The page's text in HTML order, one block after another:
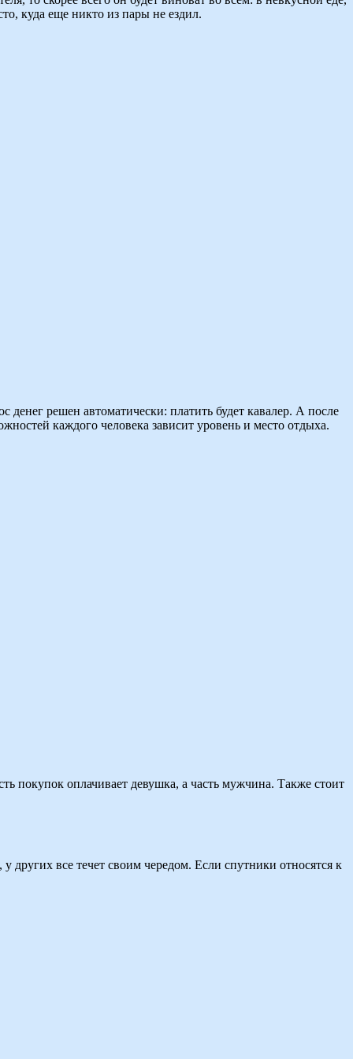
куда еще никто из пары не ездил.
решен автоматически: платить будет кавалер. А после
каждого человека зависит уровень и место отдыха.
покупок оплачивает девушка, а часть мужчина. Также стоит
все течет своим чередом. Если спутники относятся к